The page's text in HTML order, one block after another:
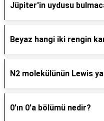
Jüpiter'in uydusu
Beyaz hangi iki rengin
N2 molekülünün Lewis
0'ın 0'a bölümü nedir?